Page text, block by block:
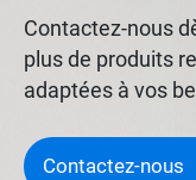
Contactez-nous
plus de produits
adaptées à vos
Contactez-nous